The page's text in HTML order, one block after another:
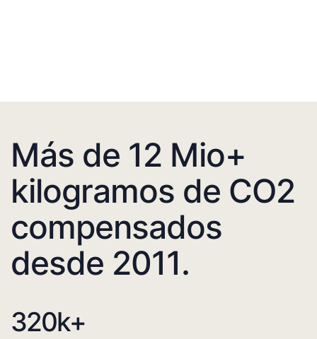
Más de 12 Mio+
kilogramos de CO2
compensados
desde 2011.
320k+